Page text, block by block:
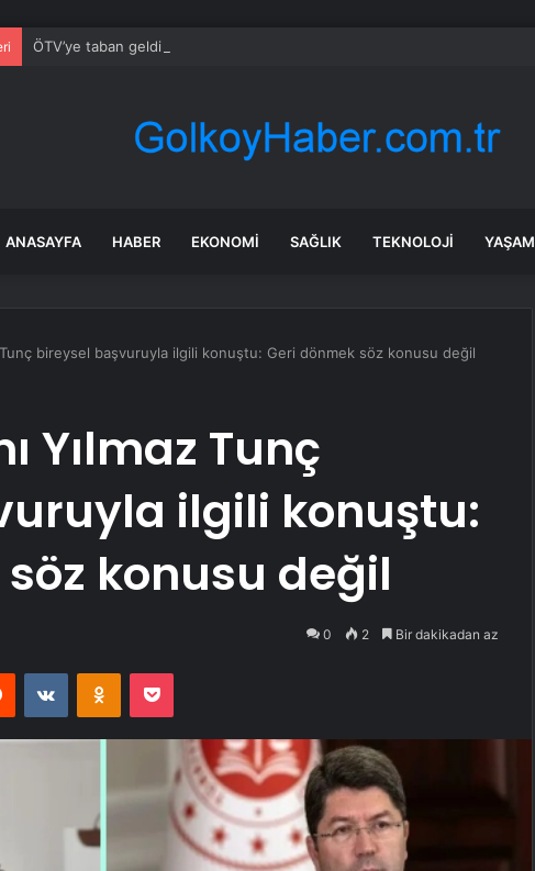
ÖTV’ye taban geldi verginin önü açıldı
ANASAYFA HABER EKONOMI SAĞLIK TEKNOLOJI YAŞAM
Tunç bireysel başvuruyla ilgili konuştu: Geri dönmek söz konusu değil
Yılmaz Tunç
ilgili konuştu:
konusu değil
0 2 Bir dakikadan az
Reddit VKontakteOdnoklassniki
Pocket